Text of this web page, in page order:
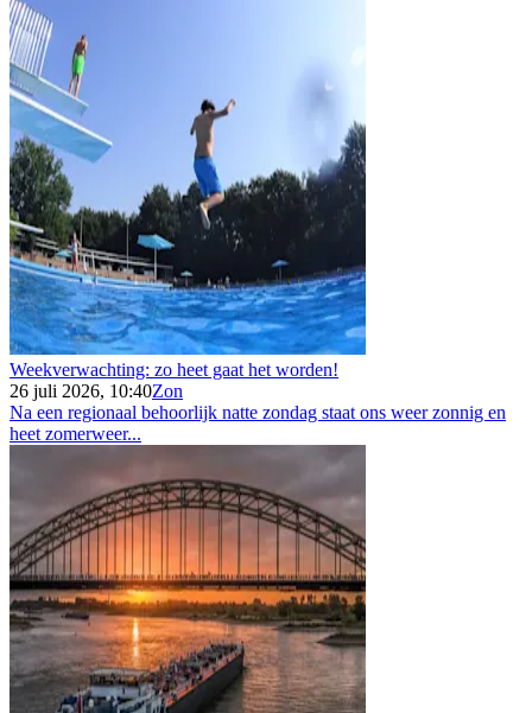
Weekverwachting: zo heet gaat het worden!
26 juli 2026, 10:40Zon
Na een regionaal behoorlijk natte zondag staat ons weer zonnig en
heet zomerweer...